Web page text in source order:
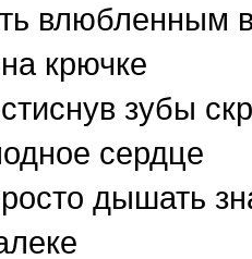
влюбленным
крючке
зубы
сердце
дышать